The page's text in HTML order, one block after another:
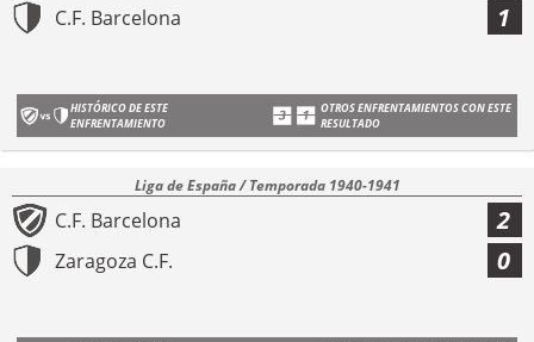
C.F. Barcelona 1
HISTÓRICO DE ESTE
ENFRENTAMIENTO
OTROS ENFRENTAMIENTOS CON ESTE
RESULTADO
Liga de España / Temporada 1940-1941
C.F. Barcelona 2
Zaragoza C.F. 0